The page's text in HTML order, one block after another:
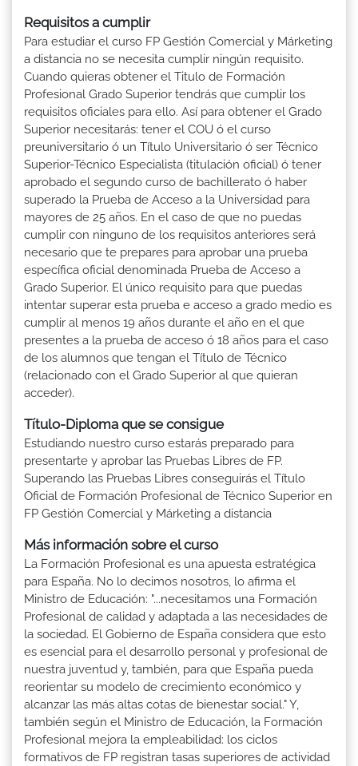
Requisitos a cumplir
Para estudiar el curso FP Gestión Comercial y Márketing
a distancia no se necesita cumplir ningún requisito.
Cuando quieras obtener el Titulo de Formación
Profesional Grado Superior tendrás que cumplir los
requisitos oficiales para ello. Así para obtener el Grado
Superior necesitarás: tener el COU ó el curso
preuniversitario ó un Título Universitario ó ser Técnico
Superior-Técnico Especialista (titulación oficial) ó tener
aprobado el segundo curso de bachillerato ó haber
superado la Prueba de Acceso a la Universidad para
mayores de 25 años. En el caso de que no puedas
cumplir con ninguno de los requisitos anteriores será
necesario que te prepares para aprobar una prueba
específica oficial denominada Prueba de Acceso a
Grado Superior. El único requisito para que puedas
intentar superar esta prueba e acceso a grado medio es
cumplir al menos 19 años durante el año en el que
presentes a la prueba de acceso ó 18 años para el caso
de los alumnos que tengan el Título de Técnico
(relacionado con el Grado Superior al que quieran
acceder).
Título-Diploma que se consigue
Estudiando nuestro curso estarás preparado para
presentarte y aprobar las Pruebas Libres de FP.
Superando las Pruebas Libres conseguirás el Título
Oficial de Formación Profesional de Técnico Superior en
FP Gestión Comercial y Márketing a distancia
Más información sobre el curso
La Formación Profesional es una apuesta estratégica
para España. No lo decimos nosotros, lo afirma el
Ministro de Educación: "...necesitamos una Formación
Profesional de calidad y adaptada a las necesidades de
la sociedad. El Gobierno de España considera que esto
es esencial para el desarrollo personal y profesional de
nuestra juventud y, también, para que España pueda
reorientar su modelo de crecimiento económico y
alcanzar las más altas cotas de bienestar social." Y,
también según el Ministro de Educación, la Formación
Profesional mejora la empleabilidad: los ciclos
formativos de FP registran tasas superiores de actividad